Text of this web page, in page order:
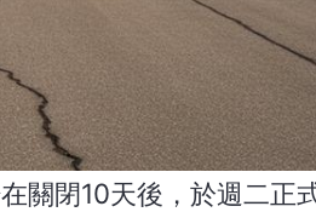
關閉10天後，於週二正